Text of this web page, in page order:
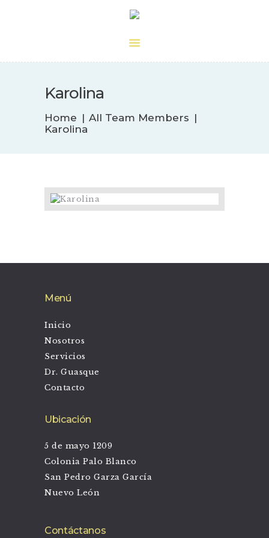
Karolina
Home
All Team Members
Karolina
Centro Quiropráctico
Menú
Inicio
Nosotros
Servicios
Dr. Guasque
Contacto
Ubicación
5 de mayo 1209
Colonia Palo Blanco
San Pedro Garza García
Nuevo León
Contáctanos